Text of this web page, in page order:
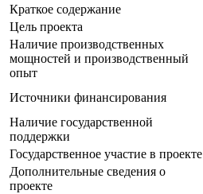
Краткое содержание
Цель проекта
Наличие производственных
мощностей и производственный
опыт
Источники финансирования
Наличие государственной
поддержки
Государственное участие в проекте
Дополнительные сведения о
проекте